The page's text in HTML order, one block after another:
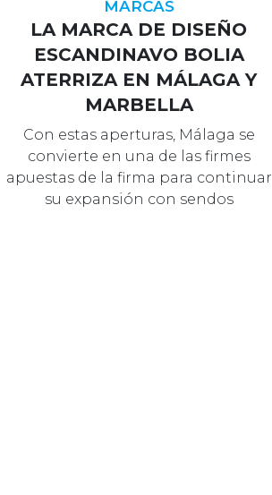
MARCAS
LA MARCA DE DISEÑO
ESCANDINAVO BOLIA
ATERRIZA EN MÁLAGA Y
MARBELLA
Con estas aperturas, Málaga se
convierte en una de las firmes
apuestas de la firma para continuar
su expansión con sendos